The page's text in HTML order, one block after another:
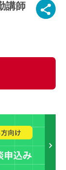
講師